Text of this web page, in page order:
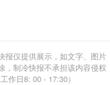
报仅提供展示，如文字、图片
，制冷快报不承担该内容侵权
作日8: 00 - 17:30）